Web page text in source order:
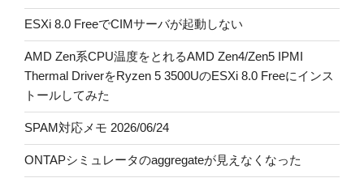
ESXi 8.0 FreeでCIMサーバが起動しない
AMD Zen系CPU温度をとれるAMD Zen4/Zen5 IPMI
Thermal DriverをRyzen 5 3500UのESXi 8.0 Freeにインス
トールしてみた
SPAM対応メモ 2026/06/24
ONTAPシミュレータのaggregateが見えなくなった